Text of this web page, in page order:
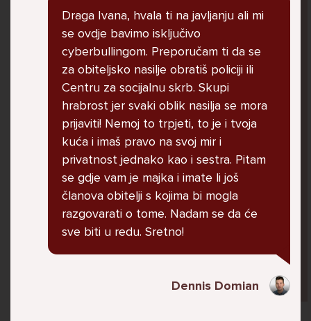
prestala sam jer me važna osoba potaknula
na to. Prije toga svega nakon nekoliko godina
prijateljstva ostavila me najbolja prijateljica
nisam htjela ići u školu jer me to sve jako
pogodilo. Cyber bulyala me preko snapchata
i drugih drugih društvenih mreža. Sad opet
razgovaramo no jako teško. Stalno provodim
vrijeme učeći ili trenirajući moje pse jako sam
vezana za njih te ih jako volim Često
razgovaram s mamom no ne želim joj sve reći
jer me ne shvaća. Ponekad želim skočiti sa
balkona svoje kuće. Neznam što da više
Draga Ivana, hvala ti na javljanju ali mi
se ovdje bavimo isključivo
cyberbullingom. Preporučam ti da se
za obiteljsko nasilje obratiš policiji ili
Centru za socijalnu skrb. Skupi
hrabrost jer svaki oblik nasilja se mora
prijaviti! Nemoj to trpjeti, to je i tvoja
kuća i imaš pravo na svoj mir i
privatnost jednako kao i sestra. Pitam
se gdje vam je majka i imate li još
članova obitelji s kojima bi mogla
razgovarati o tome. Nadam se da će
sve biti u redu. Sretno!
Dennis Domian